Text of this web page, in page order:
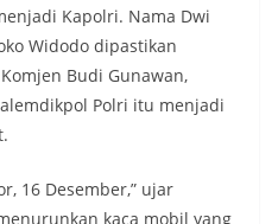
Kapolri. Nama Dwi
Widodo dipastikan
Budi Gunawan,
Polri itu menjadi
16 Desember,” ujar
kaca mobil yang